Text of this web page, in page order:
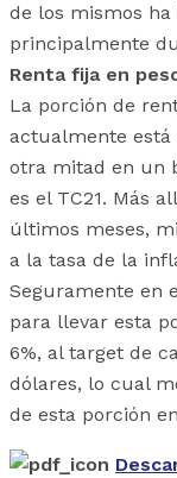
de los mismos ha
principalmente
Renta fija en
La porción de
actualmente está
otra mitad en un
es el TC21. Más
últimos meses,
a la tasa de la
Seguramente en
para llevar esta
6%, al target de
dólares, lo cual
de esta porción